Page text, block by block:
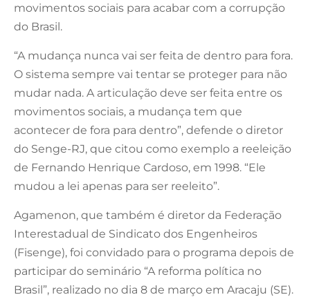
movimentos sociais para acabar com a corrupção
do Brasil.
“A mudança nunca vai ser feita de dentro para fora.
O sistema sempre vai tentar se proteger para não
mudar nada. A articulação deve ser feita entre os
movimentos sociais, a mudança tem que
acontecer de fora para dentro”, defende o diretor
do Senge-RJ, que citou como exemplo a reeleição
de Fernando Henrique Cardoso, em 1998. “Ele
mudou a lei apenas para ser reeleito”.
Agamenon, que também é diretor da Federação
Interestadual de Sindicato dos Engenheiros
(Fisenge), foi convidado para o programa depois de
participar do seminário “A reforma política no
Brasil”, realizado no dia 8 de março em Aracaju (SE).